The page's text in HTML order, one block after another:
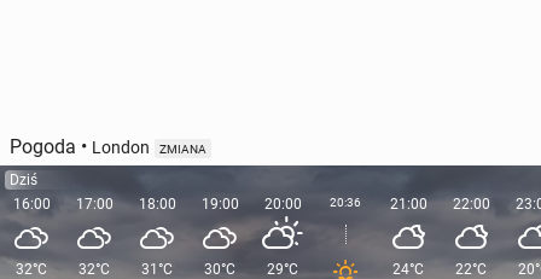
Pogoda • London ZMIANA
Dziś
16:00
32°C
17:00
32°C
18:00
31°C
19:00
30°C
20:00
29°C
20:36 21:00
24°C
22:00
22°C